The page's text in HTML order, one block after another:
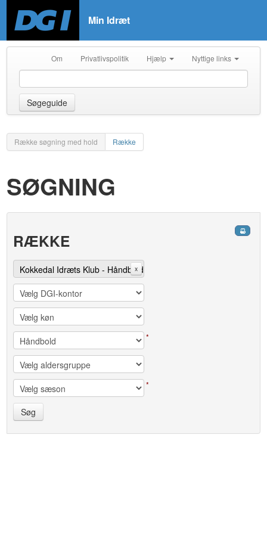
Min Idræt
Om Privatlivspolitik Hjælp Nyttige links
Søgeguide
Række søgning med hold Række
SØGNING
RÆKKE
Kokkedal Idræts Klub - Håndbold
x
*
*